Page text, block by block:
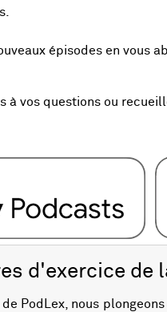
épisodes en vous
à vos questions ou
d'exercice de
PodLex, nous